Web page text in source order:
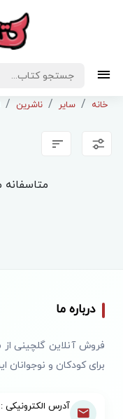
خانه سایر ناشرین
درباره ما
فروش آنلاین گلچینی
برای کودکان و نوجوانان
آدرس الکترونیکی : info@ketabjan.com